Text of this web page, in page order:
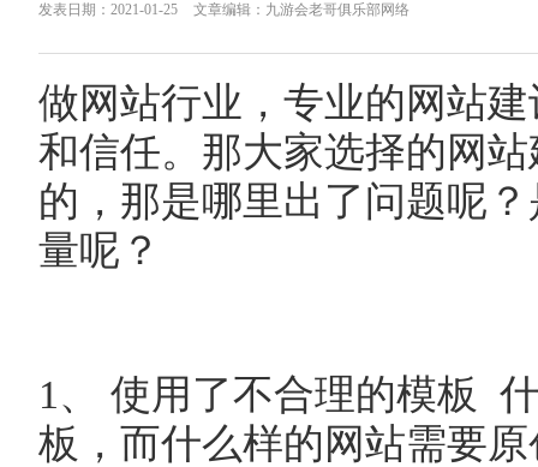
发表日期：2021-01-25 文章编辑：九游会老哥俱乐部网络
做网站行业，专业的网站
和信任。那大家选择的网
的，那是哪里出了问题呢
量呢？
1、 使用了不合理的模板
板，而什么样的网站需要